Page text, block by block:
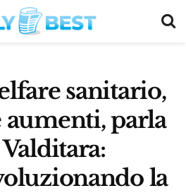
sanitario,
aumenti, parla
la